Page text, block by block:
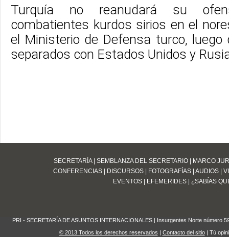
Turquía no reanudará su
combatientes kurdos sirios en el
el Ministerio de Defensa turco, luego
separados con Estados Unidos y
SECRETARÍA| SEMBLANZA DEL SECRETARIO
MARCO
CONFERENCIAS| DISCURSOS| FOTOGRAFÍAS| AUDIOS|
EVENTOS
EFEMERIDES ¿SABÍAS
PRI - SECRETARÍA DE ASUNTOS INTERNACIONALES | Insurgentes Norte número
© 2013 Todos los derechos reservados
Contacto del sitio| Tú